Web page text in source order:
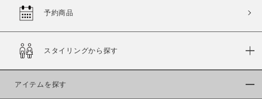
商品タイプ
予約商品
スタイリングから探す
アイテムを探す